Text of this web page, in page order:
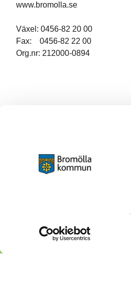
www.bromolla.se
Växel: 0456-82 20 00
Fax: 0456-82 22 00
Org.nr: 212000-0894